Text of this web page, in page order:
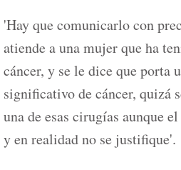
'Hay que comunicarlo con
atiende a una mujer que ha
cáncer, y se le dice que porta
significativo de cáncer, quizá
una de esas cirugías aunque
y en realidad no se justifique'.